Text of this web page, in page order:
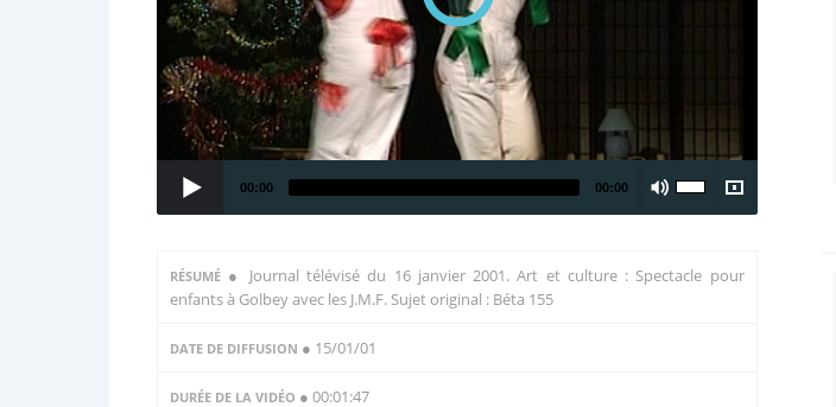
00:00 00:00
RÉSUMÉ ● Journal télévisé du 16 janvier 2001. Art et culture : Spectacle pour
enfants à Golbey avec les J.M.F. Sujet original : Béta 155
DATE DE DIFFUSION ● 15/01/01
DURÉE DE LA VIDÉO ● 00:01:47